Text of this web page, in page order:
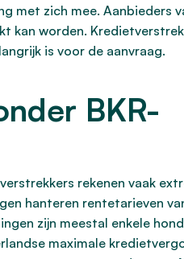
met zich mee. Aanbieders
kan worden.
is voor de aanvraag.
BKR-
rekenen vaak
hanteren rentetarieven
zijn meestal enkele
maximale